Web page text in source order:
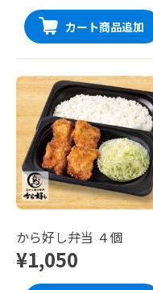
カート商品追加
から好し弁当 ４個
¥1,050